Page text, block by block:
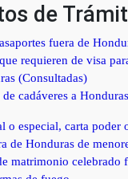
de
fuera de
requieren de visa
(Consultadas)
cadáveres a Honduras
o especial, carta poder
de Honduras de
matrimonio celebrado